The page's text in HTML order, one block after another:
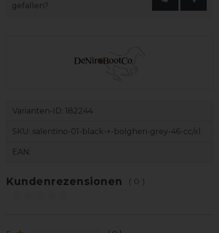
gefallen?
Varianten-ID: 182244
SKU: salentino-01-black-+-bolgheri-grey-46-cc/xl
EAN:
Kundenrezensionen (0)